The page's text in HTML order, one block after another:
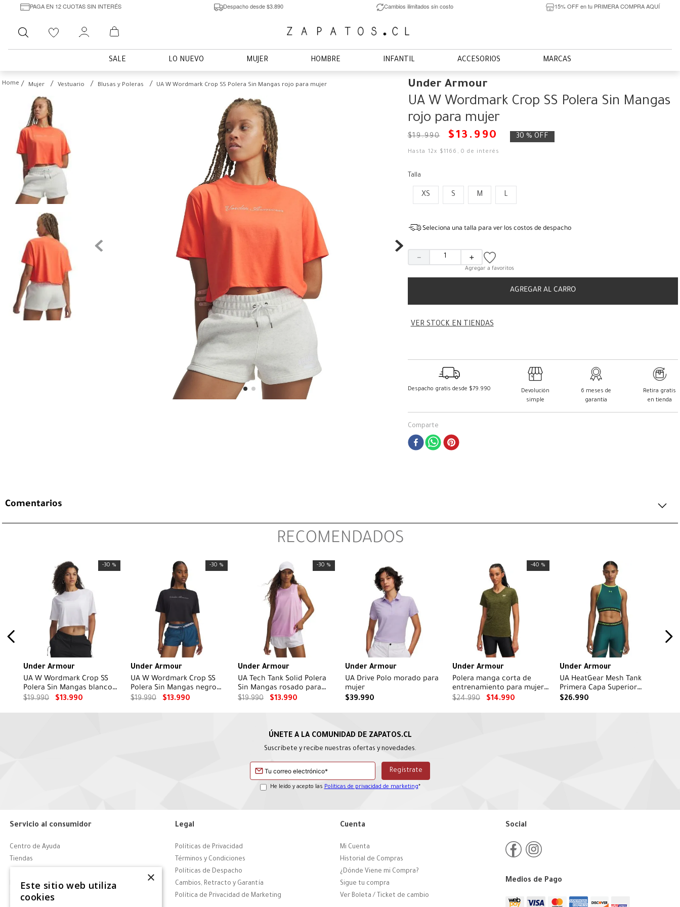
PAGA EN 12 CUOTAS SIN INTERÉS Despacho desde $3.890 Cambios ilimitados sin costo 15% OFF en tu PRIMERA COMPRA AQUÍ
Buscar
SALE LO NUEVO MUJER HOMBRE INFANTIL ACCESORIOS MARCAS
Mujer Vestuario Blusas y Poleras UA W Wordmark Crop SS Polera Sin Mangas rojo para mujer Under Armour
UA W Wordmark Crop SS Polera Sin Mangas
rojo para mujer
$19.990 $13 . 990 30 % OFF
Hasta 12x $1166 ,0 de interés
Talla
XS S M L
Seleciona una talla para ver los costos de despacho
＋
－
AGREGAR AL CARRO
VER STOCK EN TIENDAS
Despacho gratis desde $79.990
Devolución
simple
6 meses de
garantía
Retira gratis
en tienda
Comparte
Comentarios
RECOMENDADOS
-30 %
Under Armour
UA W Wordmark Crop SS
Polera Sin Mangas blanco
para mujer
$19.990 $13.990
-30 %
Under Armour
UA W Wordmark Crop SS
Polera Sin Mangas negro
para mujer
$19.990 $13.990
-30 %
Under Armour
UA Tech Tank Solid Polera
Sin Mangas rosado para
mujer
$19.990 $13.990
Under Armour
UA Drive Polo morado para
mujer
$39.990
-40 %
Under Armour
Polera manga corta de
entrenamiento para mujer
Tech V-Neck verde
$24.990 $14.990
Under Armour
UA HeatGear Mesh Tank
Primera Capa Superior
verde para mujer
$26.990
Suscríbete y recibe nuestras ofertas y novedades.
He leído y acepto las Políticas de privacidad de marketing*
Servicio al consumidor
Centro de Ayuda
Tiendas
Retiro en tienda
Giftcard
Legal
Políticas de Privacidad
Términos y Condiciones
Políticas de Despacho
Cambios, Retracto y Garantía
Política de Privacidad de Marketing
Cuenta
Mi Cuenta
Historial de Compras
¿Dónde Viene mi Compra?
Sigue tu compra
Ver Boleta / Ticket de cambio
Social
Medios de Pago
×
Este sitio web utiliza
cookies